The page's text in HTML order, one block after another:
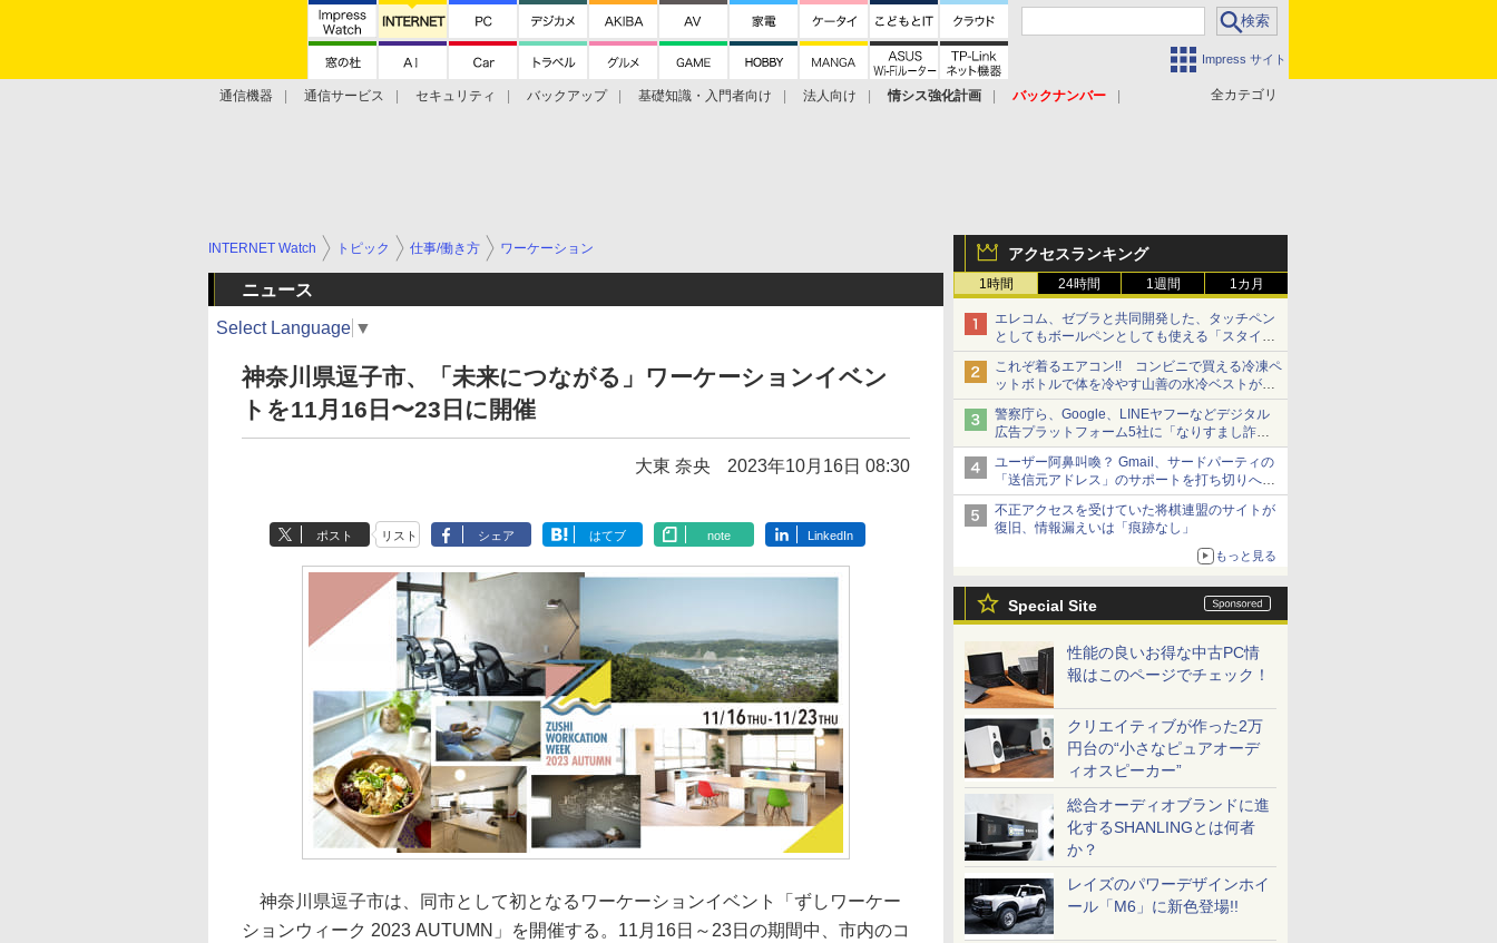
Impress サイト
全カテゴリ
通信機器 通信サービス セキュリティ バックアップ 基礎知識・入門者向け 法人向け 情シス強化計画
バックナンバー
アクセスランキング
1時間 24時間 1週間 1カ月
エレコム、ゼブラと共同開発した、タッチペン
としてもボールペンとしても使える「スタイラ
スツーウェイ」発売 iPadにも紙にも、持ち替
えずに書き込める
これぞ着るエアコン!! コンビニで買える冷凍ペ
ットボトルで体を冷やす山善の水冷ベストがロ
ードバイクにちょうどいい【ぼっち・ざ・ろー
ど！その14】【空いた時間でなにしてる？】
警察庁ら、Google、LINEヤフーなどデジタル
広告プラットフォーム5社に「なりすまし詐欺
広告」対策強化を要請 著名人の写真や映像を
使った投資詐欺などへの対策として
ユーザー阿鼻叫喚？ Gmail、サードパーティの
「送信元アドレス」のサポートを打ち切りへ
【やじうまWatch】
不正アクセスを受けていた将棋連盟のサイトが
復旧、情報漏えいは「痕跡なし」
もっと見る
Special Site
性能の良いお得な中古PC情
報はこのページでチェック！
クリエイティブが作った2万
円台の“小さなピュアオーデ
ィオスピーカー”
総合オーディオブランドに進
化するSHANLINGとは何者
か？
レイズのパワーデザインホイ
ール「M6」に新色登場!!
INTERNET Watch トピック 仕事/働き方 ワーケーション
ニュース
Select Language ▼
神奈川県逗子市、「未来につながる」ワーケーションイベン
トを11月16日〜23日に開催
大東 奈央 2023年10月16日 08:30
ポスト リスト シェア はてブ note LinkedIn
神奈川県逗子市は、同市として初となるワーケーションイベント「ずしワーケー
ションウィーク 2023 AUTUMN」を開催する。11月16日～23日の期間中、市内のコ